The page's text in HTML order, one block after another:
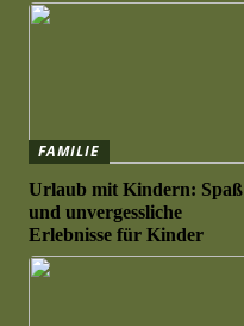
FAMILIE
Urlaub mit Kindern: Spaß
und unvergessliche
Erlebnisse für Kinder